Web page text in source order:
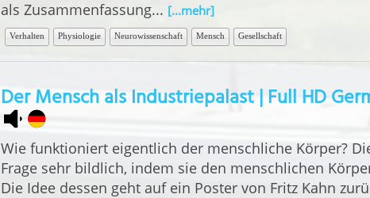
als Zusammenfassung... [...mehr]
Verhalten Physiologie Neurowissenschaft Mensch Gesellschaft
Der Mensch als Industriepalast | Full HD
Wie funktioniert eigentlich der menschliche Körper?
Frage sehr bildlich, indem sie den menschlichen
Die Idee dessen geht auf ein Poster von Fritz Kahn